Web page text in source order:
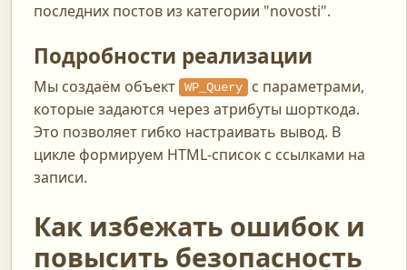
последних постов из категории "novosti".
Подробности реализации
Мы создаём объект WP_Query с параметрами,
которые задаются через атрибуты шорткода.
Это позволяет гибко настраивать вывод. В
цикле формируем HTML-список с ссылками на
записи.
Как избежать ошибок и
повысить безопасность